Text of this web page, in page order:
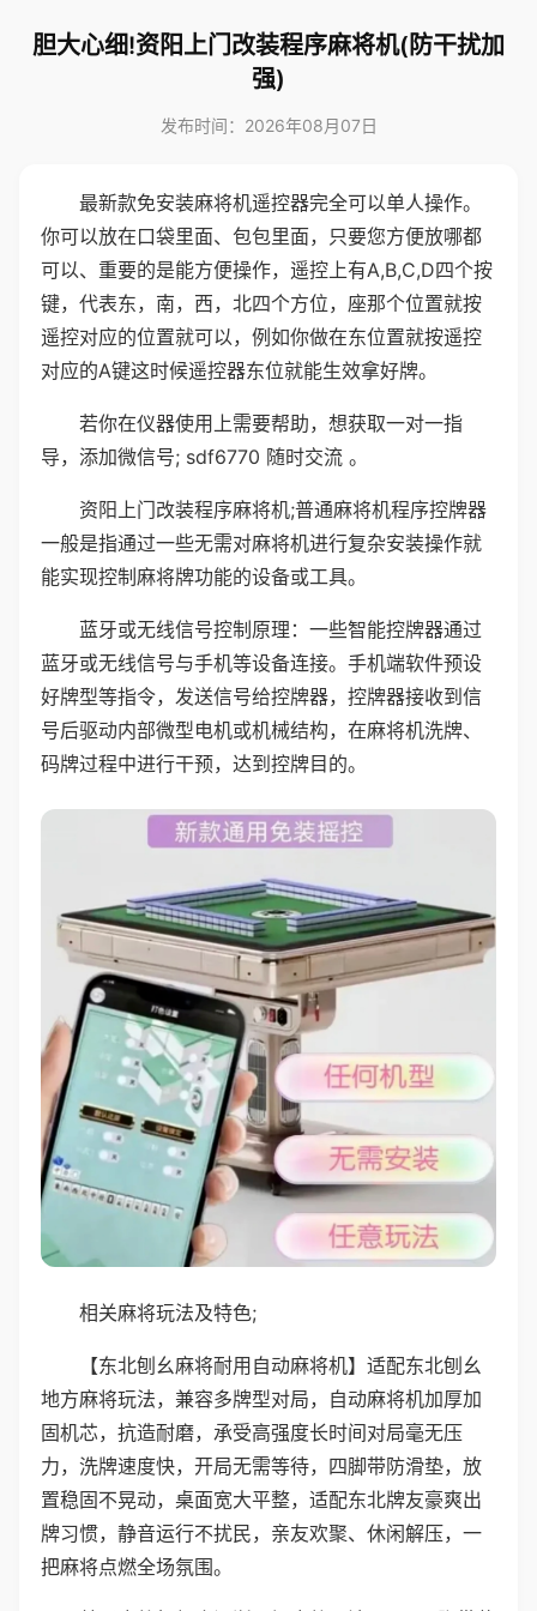
胆大心细!资阳上门改装程序麻将机(防干扰加
强)
发布时间：2026年08月07日
最新款免安装麻将机遥控器完全可以单人操作。
你可以放在口袋里面、包包里面，只要您方便放哪都
可以、重要的是能方便操作，遥控上有A,B,C,D四个按
键，代表东，南，西，北四个方位，座那个位置就按
遥控对应的位置就可以，例如你做在东位置就按遥控
对应的A键这时候遥控器东位就能生效拿好牌。
若你在仪器使用上需要帮助，想获取一对一指
导，添加微信号; sdf6770 随时交流 。
资阳上门改装程序麻将机;普通麻将机程序控牌器
一般是指通过一些无需对麻将机进行复杂安装操作就
能实现控制麻将牌功能的设备或工具。
蓝牙或无线信号控制原理：一些智能控牌器通过
蓝牙或无线信号与手机等设备连接。手机端软件预设
好牌型等指令，发送信号给控牌器，控牌器接收到信
号后驱动内部微型电机或机械结构，在麻将机洗牌、
码牌过程中进行干预，达到控牌目的。
相关麻将玩法及特色;
【东北刨幺麻将耐用自动麻将机】适配东北刨幺
地方麻将玩法，兼容多牌型对局，自动麻将机加厚加
固机芯，抗造耐磨，承受高强度长时间对局毫无压
力，洗牌速度快，开局无需等待，四脚带防滑垫，放
置稳固不晃动，桌面宽大平整，适配东北牌友豪爽出
牌习惯，静音运行不扰民，亲友欢聚、休闲解压，一
把麻将点燃全场氛围。